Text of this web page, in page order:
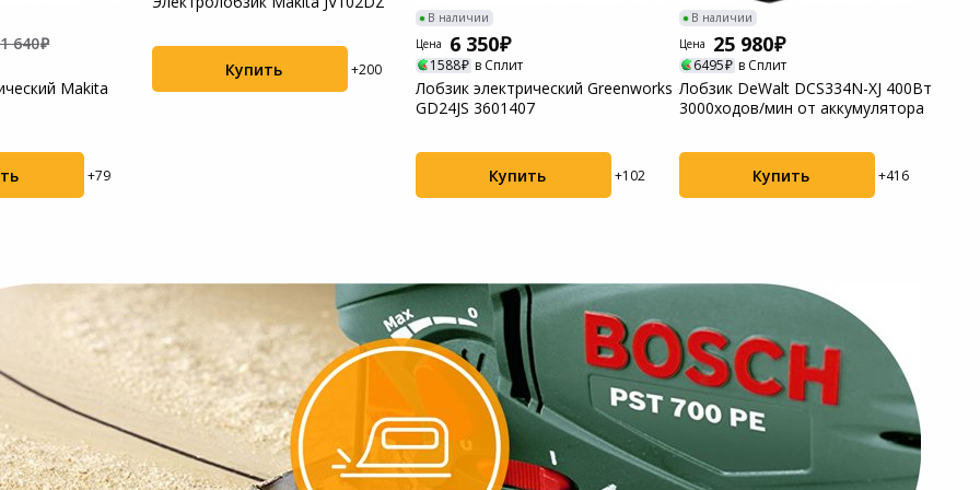
640
Makita
+79
Купить +200
В наличии
Цена
6 350
1588 в Сплит
Лобзик электрический Greenworks
GD24JS 3601407
Купить +102
В наличии
Цена
25 980
6495 в Сплит
Лобзик DeWalt DCS334N-XJ 400Вт
3000ходов/мин от аккумулятора
Купить +416